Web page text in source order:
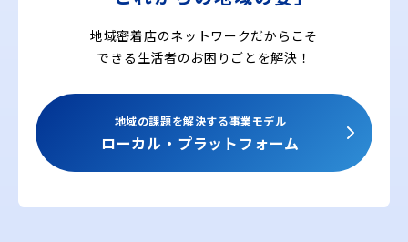
地域密着店のネットワークだからこそ
できる 生活者のお困りごとを解決！
地域の課題を解決する事業モデル
ローカル・プラットフォーム